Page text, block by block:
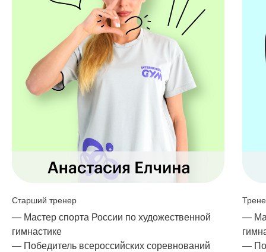
Старший тренер
— Мастер спорта России по художественной
гимнастике
— Победитель всероссийских соревнований
—
—